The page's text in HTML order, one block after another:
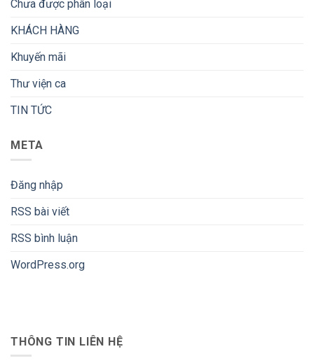
Chưa được phân loại
KHÁCH HÀNG
Khuyến mãi
Thư viện ca
TIN TỨC
META
Đăng nhập
RSS bài viết
RSS bình luận
WordPress.org
THÔNG TIN LIÊN HỆ